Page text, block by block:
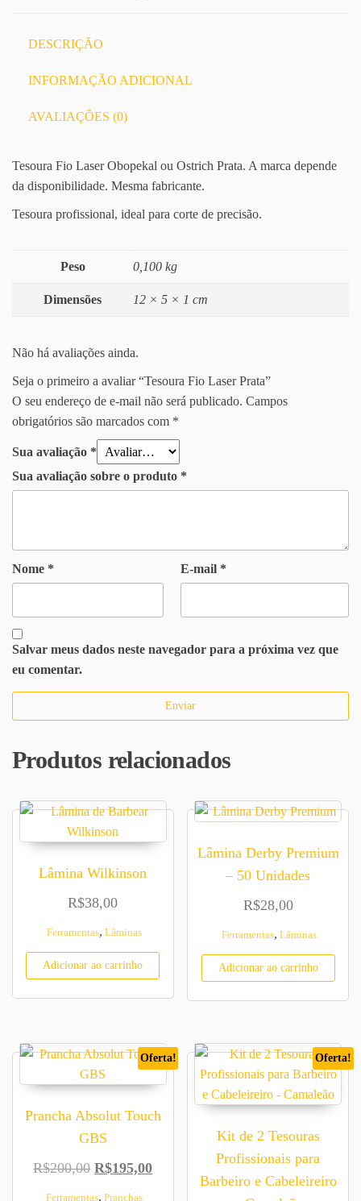
DESCRIÇÃO
INFORMAÇÃO ADICIONAL
AVALIAÇÕES (0)
Tesoura Fio Laser Obopekal ou Ostrich Prata. A marca depende
da disponibilidade. Mesma fabricante.
Tesoura profissional, ideal para corte de precisão.
Peso 0,100 kg
Dimensões 12 × 5 × 1 cm
Não há avaliações ainda.
Seja o primeiro a avaliar “Tesoura Fio Laser Prata”
O seu endereço de e-mail não será publicado. Campos
obrigatórios são marcados com *
Sua avaliação *
Sua avaliação sobre o produto *
Nome * E-mail *
Salvar meus dados neste navegador para a próxima vez que
eu comentar.
Produtos relacionados
Lâmina Wilkinson
R$38,00
Ferramentas, Lâminas
Adicionar ao carrinho
Lâmina Derby Premium
– 50 Unidades
R$28,00
Ferramentas, Lâminas
Adicionar ao carrinho
Oferta!
Prancha Absolut Touch
GBS
R$200,00 O preço original era: R$200,00.
R$195,00O preço atual é: R$195,00.
Ferramentas, Pranchas
Oferta!
Kit de 2 Tesouras
Profissionais para
Barbeiro e Cabeleireiro